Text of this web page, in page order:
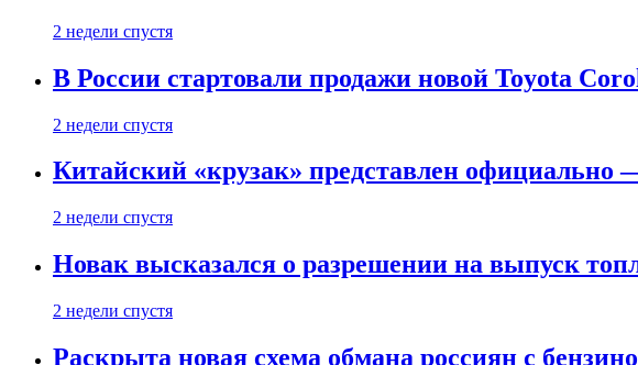
2 недели спустя
В России стартовали продажи новой Toyota
2 недели спустя
Китайский «крузак» представлен официально
2 недели спустя
Новак высказался о разрешении на выпуск
2 недели спустя
Раскрыта новая схема обмана россиян с